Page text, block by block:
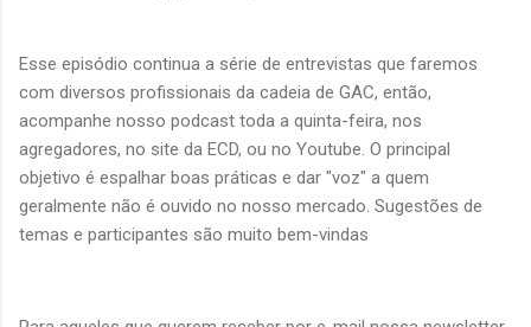
Esse episódio continua a série de entrevistas que faremos
com diversos profissionais da cadeia de GAC, então,
acompanhe nosso podcast toda a quinta-feira, nos
agregadores, no site da ECD, ou no Youtube. O principal
objetivo é espalhar boas práticas e dar "voz" a quem
geralmente não é ouvido no nosso mercado. Sugestões de
temas e participantes são muito bem-vindas